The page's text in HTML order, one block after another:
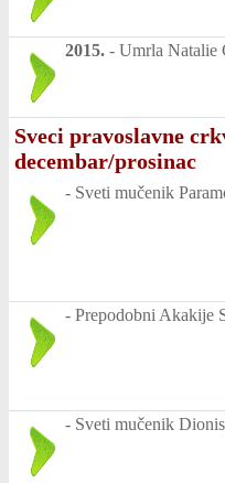
2015. - Umrla Natalie
Sveci pravoslavne
decembar/prosinac
- Sveti mučenik
- Prepodobni Akakije
- Sveti mučenik